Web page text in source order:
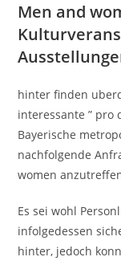
Men and
hinter finden
interessante ” pro
Bayerische
nachfolgende
women
Es sei wohl
infolgedessen
hinter, jedoch